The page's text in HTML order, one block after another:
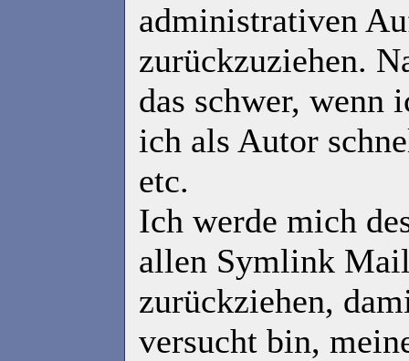
administrativen
zurückzuziehen.
das schwer, wenn
ich als Autor
etc.
Ich werde mich
allen Symlink
zurückziehen,
versucht bin,